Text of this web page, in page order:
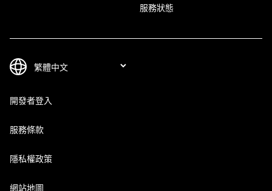
服務狀態
開發者登入
服務條款
隱私權政策
網站地圖